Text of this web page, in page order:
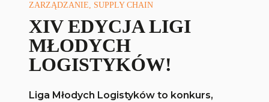
ZARZĄDZANIE, SUPPLY CHAIN
XIV EDYCJA LIGI
MŁODYCH
LOGISTYKÓW!
Liga Młodych Logistyków to konkurs,